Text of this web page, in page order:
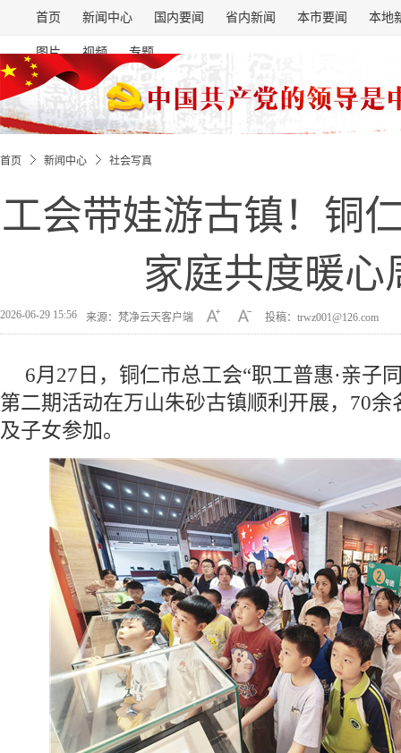
首页 新闻中心 国内要闻 省内新闻 本市要闻 本地
图片 视频 专题
首页 新闻中心 社会写真
工会带娃游古镇！铜
家庭共度暖心
2026-06-29 15:56 来源：梵净云天客户端 投稿：trwz001@126.com
6月27日，铜仁市总工会“职工普惠·亲子
第二期活动在万山朱砂古镇顺利开展，70
及子女参加。